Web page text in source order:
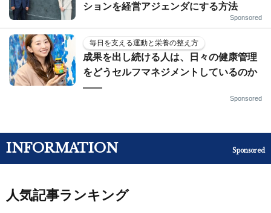
ションを経営アジェンダにする方法
Sponsored
毎日を支える運動と栄養の整え方
成果を出し続ける人は、日々の健康管理
をどうセルフマネジメントしているのか
——
Sponsored
INFORMATION Sponsored
人気記事ランキング